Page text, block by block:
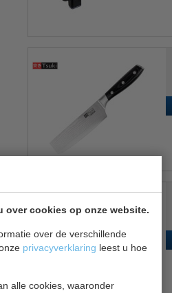
over cookies op onze website.
over de verschillende
privacyverklaring leest u hoe
alle cookies, waaronder